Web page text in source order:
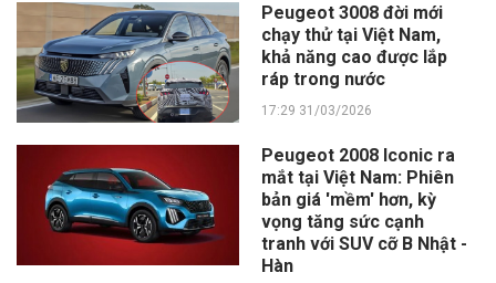
Peugeot 3008 đời mới
chạy thử tại Việt Nam,
khả năng cao được lắp
ráp trong nước
17:29 31/03/2026
Peugeot 2008 Iconic ra
mắt tại Việt Nam: Phiên
bản giá 'mềm' hơn, kỳ
vọng tăng sức cạnh
tranh với SUV cỡ B Nhật -
Hàn